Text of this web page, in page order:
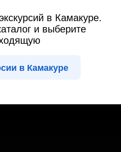
в Камакуре.
и выберите
в Камакуре